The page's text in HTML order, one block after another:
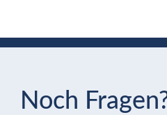
Noch